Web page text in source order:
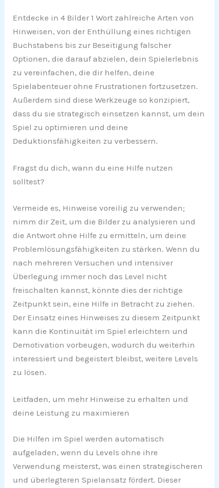
Entdecke in 4 Bilder 1 Wort zahlreiche Arten von
Hinweisen, von der Enthüllung eines richtigen
Buchstabens bis zur Beseitigung falscher
Optionen, die darauf abzielen, dein Spielerlebnis
zu vereinfachen, die dir helfen, deine
Spielabenteuer ohne Frustrationen fortzusetzen.
Außerdem sind diese Werkzeuge so konzipiert,
dass du sie strategisch einsetzen kannst, um dein
Spiel zu optimieren und deine
Deduktionsfähigkeiten zu verbessern.
Fragst du dich, wann du eine Hilfe nutzen
solltest?
Vermeide es, Hinweise voreilig zu verwenden;
nimm dir Zeit, um die Bilder zu analysieren und
die Antwort ohne Hilfe zu ermitteln, um deine
Problemlösungsfähigkeiten zu stärken. Wenn du
nach mehreren Versuchen und intensiver
Überlegung immer noch das Level nicht
freischalten kannst, könnte dies der richtige
Zeitpunkt sein, eine Hilfe in Betracht zu ziehen.
Der Einsatz eines Hinweises zu diesem Zeitpunkt
kann die Kontinuität im Spiel erleichtern und
Demotivation vorbeugen, wodurch du weiterhin
interessiert und begeistert bleibst, weitere Levels
zu lösen.
Leitfaden, um mehr Hinweise zu erhalten und
deine Leistung zu maximieren
Die Hilfen im Spiel werden automatisch
aufgeladen, wenn du Levels ohne ihre
Verwendung meisterst, was einen strategischeren
und überlegteren Spielansatz fördert. Dieser